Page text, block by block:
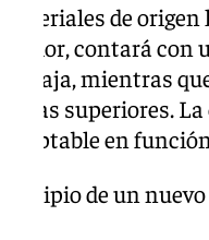
de
contará con
baja, mientras
superiores.
adaptable en
de un